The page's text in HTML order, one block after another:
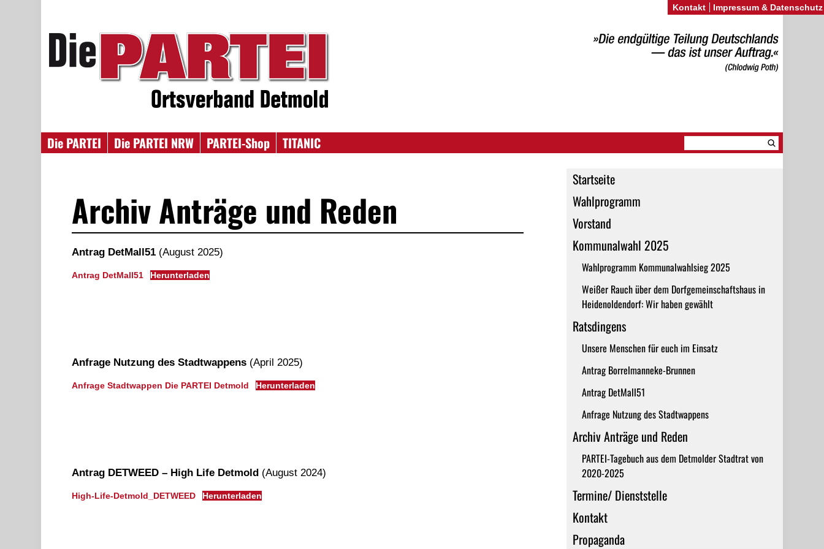
Die PARTEI Die PARTEI NRW PARTEI-Shop
TITANIC
Startseite
Wahlprogramm
Vorstand
Kommunalwahl 2025
Wahlprogramm Kommunalwahlsieg 2025
Weißer Rauch über dem Dorfgemeinschaftshaus in
Heidenoldendorf: Wir haben gewählt
Ratsdingens
Unsere Menschen für euch im Einsatz
Antrag Borrelmanneke-Brunnen
Antrag DetMall51
Anfrage Nutzung des Stadtwappens
Archiv Anträge und Reden
PARTEI-Tagebuch aus dem Detmolder Stadtrat von
2020-2025
Termine/ Dienststelle
Kontakt
Propaganda
Archiv Anträge und Reden
Antrag DetMall51 (August 2025)
Antrag DetMall51 Herunterladen
Anfrage Nutzung des Stadtwappens (April 2025)
Anfrage Stadtwappen Die PARTEI Detmold Herunterladen
Antrag DETWEED – High Life Detmold (August 2024)
High-Life-Detmold_DETWEED Herunterladen
Kontakt Impressum & Datenschutz